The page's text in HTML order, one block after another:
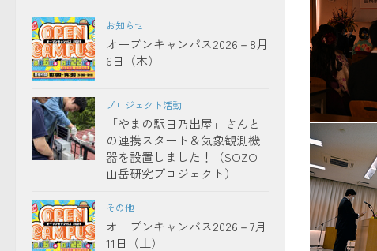
理事長・学
お知らせ
オープンキャンパス2026－8月
6日（木）
プロジェクト活動
「やまの駅日乃出屋」さんと
の連携スタート＆気象観測機
器を設置しました！（SOZO
山岳研究プロジェクト）
その他
オープンキャンパス2026－7月
11日（土）